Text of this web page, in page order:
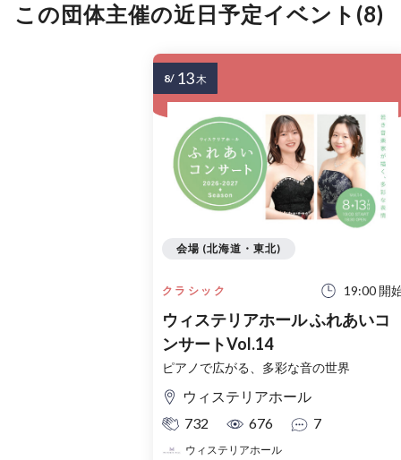
この団体主催の近日予定イベント(8)
クラシック 19:00 開
ウィステリアホール ふれあいコ
ンサートVol.14
ピアノで広がる、多彩な音の世界
ウィステリアホール
732
676 7
ウィステリアホール
会場 (北海道・東北)
8/ 13木